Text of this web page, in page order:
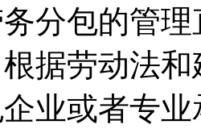
分包的管
据劳动法
业或者专